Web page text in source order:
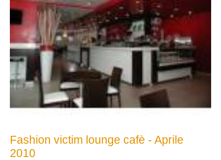
Fashion victim lounge cafè - Aprile
2010